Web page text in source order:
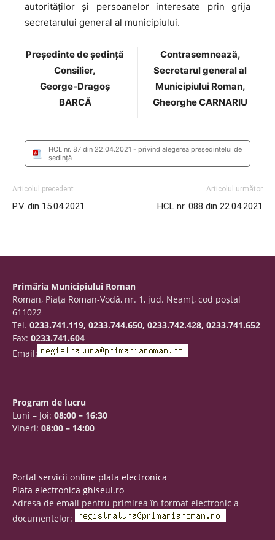
autorităţilor şi persoanelor interesate prin grija
secretarului general al municipiului.
Preşedinte de şedinţă
Consilier,
George-Dragoș
BARCĂ
Contrasemnează,
Secretarul general al
Municipiului Roman,
Gheorghe CARNARIU
HCL nr. 87 din 22.04.2021 - privind alegerea preşedintelui de
şedinţă
Articolul precedent
P.V. din 15.04.2021
Articolul următor
HCL nr. 088 din 22.04.2021
Primăria Municipiului Roman
Roman, Piaţa Roman-Vodă, nr. 1, jud. Neamţ, cod poştal
611022
Tel. 0233.741.119, 0233.744.650, 0233.742.428, 0233.741.652
Fax: 0233.741.604
Email:
Program de lucru
Luni – Joi: 08:00 – 16:30
Vineri: 08:00 – 14:00
Portal servicii online plata electronica
Plata electronica ghiseul.ro
Adresa de email pentru primirea în format electronic a
documentelor: